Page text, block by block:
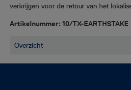
verkrijgen voor de retour van het
Artikelnummer: 10/TX-EARTHSTAKE